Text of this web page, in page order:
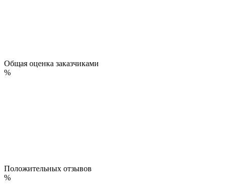
Общая оценка заказчиками
%
Положительных отзывов
%